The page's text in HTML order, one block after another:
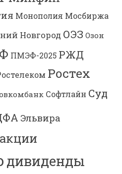
Монополия Мосбиржа
Новгород ОЭЗ Озон
ПМЭФ-2025 РЖД
Ростех
Софтлайн Суд
Эльвира
акции
дивиденды